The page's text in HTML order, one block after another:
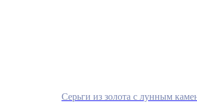
Серьги из золота с лунным